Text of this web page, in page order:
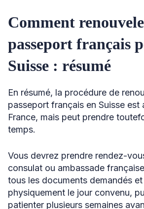
Comment
passeport français
Suisse : résumé
En résumé, la procédure de
passeport français en Suisse est
France, mais peut prendre
temps.
Vous devrez prendre rendez-
consulat ou ambassade
tous les documents demandés
physiquement le jour convenu,
patienter plusieurs semaines